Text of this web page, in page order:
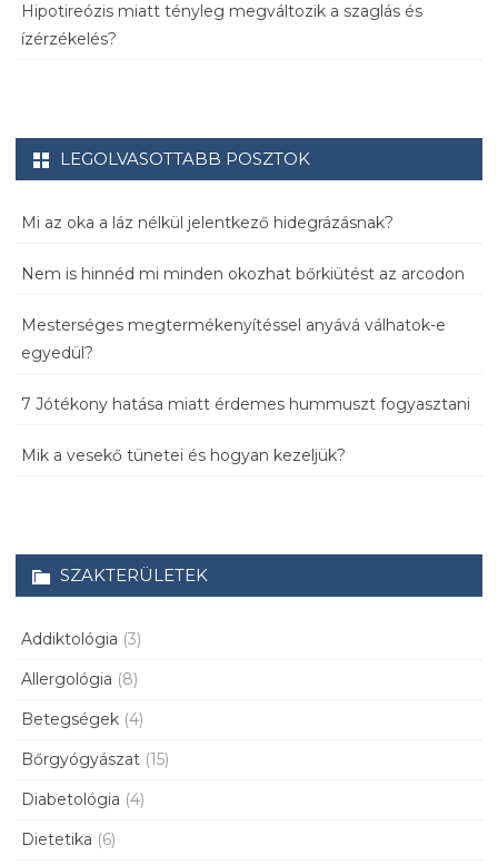
Hipotireózis miatt tényleg megváltozik a szaglás és
ízérzékelés?
LEGOLVASOTTABB POSZTOK
Mi az oka a láz nélkül jelentkező hidegrázásnak?
Nem is hinnéd mi minden okozhat bőrkiütést az arcodon
Mesterséges megtermékenyítéssel anyává válhatok-e
egyedül?
7 Jótékony hatása miatt érdemes hummuszt fogyasztani
Mik a vesekő tünetei és hogyan kezeljük?
SZAKTERÜLETEK
Addiktológia (3)
Allergológia (8)
Betegségek (4)
Bőrgyógyászat (15)
Diabetológia (4)
Dietetika (6)